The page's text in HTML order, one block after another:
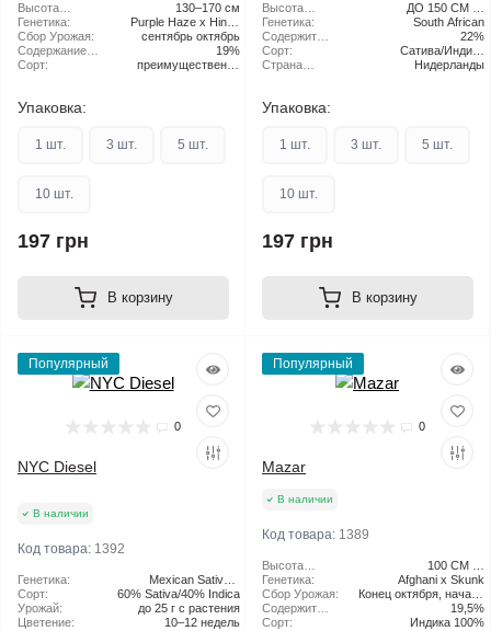
Высота
растения:
130–170 см
Генетика:
Purple Haze x Hindu
Kush Hybrid
Сбор Урожая:
сентябрь октябрь
Содержание
ТГК:
19%
Сорт:
преимущественно
Упаковка:
1 шт. 3 шт. 5 шт.
10 шт.
197 грн
В корзину
Высота
растения:
ДО 150 СМ (В
ПОМЕЩЕНИИ) | 150
СМ – 300 СМ (НА
УЛИЦЕ)
Генетика:
South African
Содержит
THC:
22%
Сорт:
Сатива/Индика
80%/20%
Страна
Нидерланды
Упаковка:
1 шт. 3 шт. 5 шт.
10 шт.
197 грн
В корзину
Популярный
0
NYC Diesel
В наличии
Код товара: 1392
Генетика:
Mexican Sativa x
Afghani
Сорт:
60% Sativa/40% Indica
Урожай:
до 25 г с растения
Цветение:
10–12 недель
Популярный
0
Mazar
В наличии
Код товара: 1389
Высота
растения:
100 СМ (В
ПОМЕЩЕНИИ) | 150
СМ – 240 СМ (НА
УЛИЦЕ)
Генетика:
Afghani x Skunk
Сбор Урожая:
Конец октября, начало
ноября
Содержит
THC:
19,5%
Сорт:
Индика 100%